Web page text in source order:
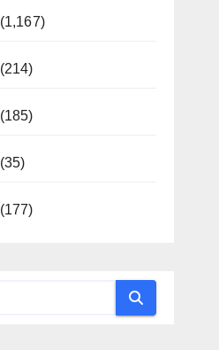
(1,167)
(214)
(185)
(35)
(177)